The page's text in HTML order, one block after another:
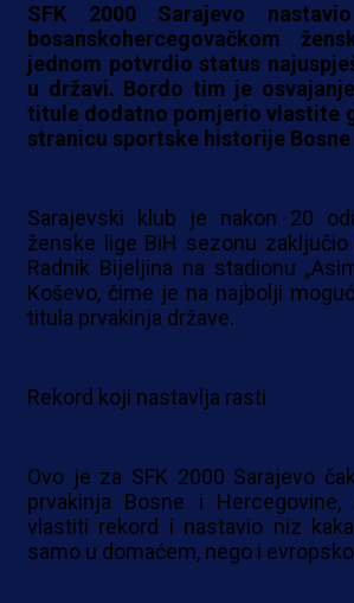
SFK 2000 Sarajevo
bosanskohercegovačkom
jednom potvrdio status
u državi. Bordo tim je
titule dodatno pomjerio vlastite
stranicu sportske historije
Sarajevski klub je nakon 20
ženske lige BiH sezonu
Radnik Bijeljina na stadionu
Koševo, čime je na najbolji
titula prvakinja države.
Rekord koji nastavlja rasti
Ovo je za SFK 2000 Sarajevo
prvakinja Bosne i
vlastiti rekord i nastavio niz
samo u domaćem, nego i